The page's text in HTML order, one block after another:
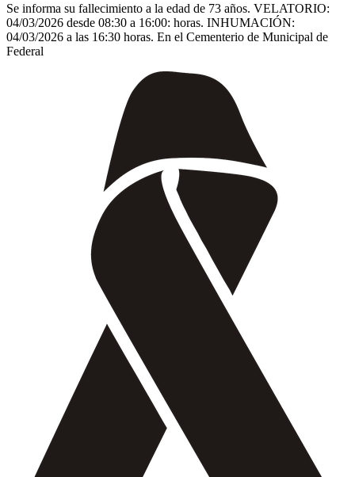
Se informa su fallecimiento a la edad de 73 años. VELATORIO:
04/03/2026 desde 08:30 a 16:00: horas. INHUMACIÓN:
04/03/2026 a las 16:30 horas. En el Cementerio de Municipal de
Federal